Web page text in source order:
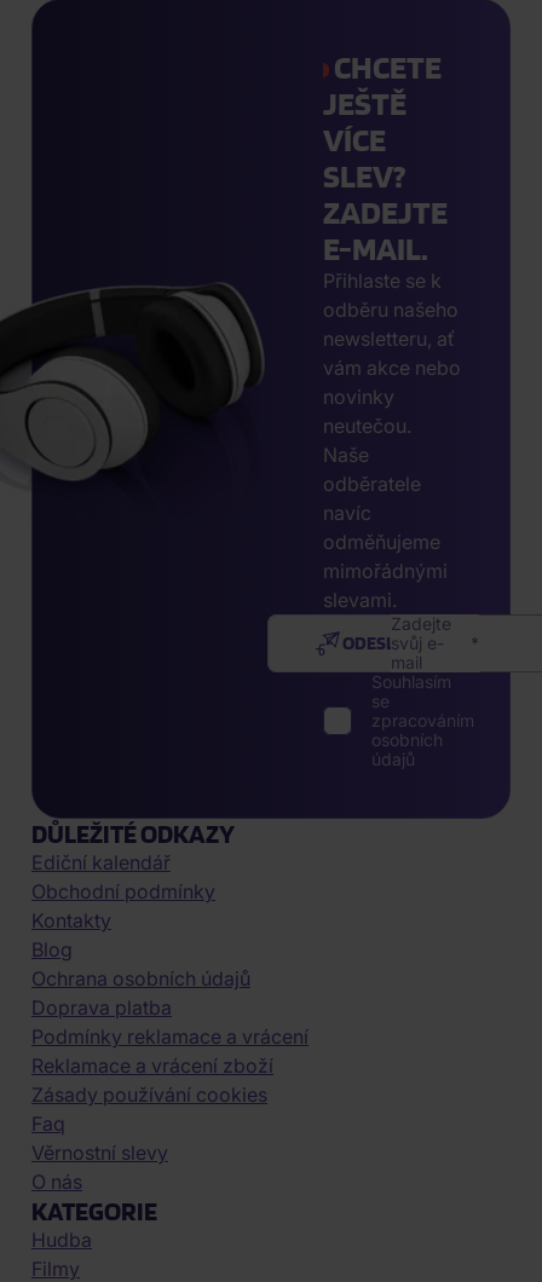
CHCETE
JEŠTĚ
VÍCE
SLEV?
ZADEJTE
E-MAIL.
Přihlaste se k
odběru našeho
newsletteru, ať
vám akce nebo
novinky
neutečou.
Naše
odběratele
navíc
odměňujeme
mimořádnými
slevami.
Zadejte
svůj e-
mail
ODESLAT
Souhlasím
se
zpracováním
osobních
údajů
DŮLEŽITÉ ODKAZY
Ediční kalendář
Obchodní podmínky
Kontakty
Blog
Ochrana osobních údajů
Doprava platba
Podmínky reklamace a vrácení
Reklamace a vrácení zboží
Zásady používání cookies
Faq
Věrnostní slevy
O nás
KATEGORIE
Hudba
Filmy